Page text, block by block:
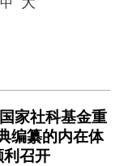
家社科基金重
编纂的内在体
召开